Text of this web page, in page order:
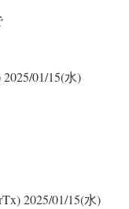
2025/01/15(水)
2025/01/15(水)